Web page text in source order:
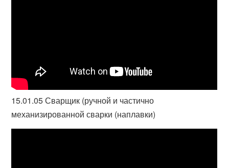
15.01.05 Сварщик (ручной и частично
механизированной сварки (наплавки)